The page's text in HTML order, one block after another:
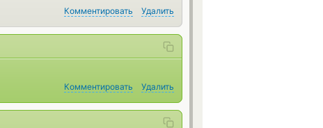
Комментировать Удалить
Комментировать Удалить